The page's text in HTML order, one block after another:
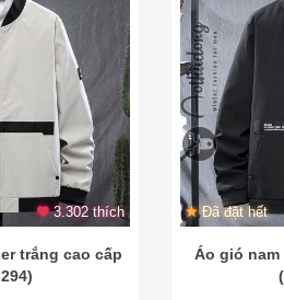
3.302 thích
trắng cao cấp
Đã đặt hết
Áo gió nam